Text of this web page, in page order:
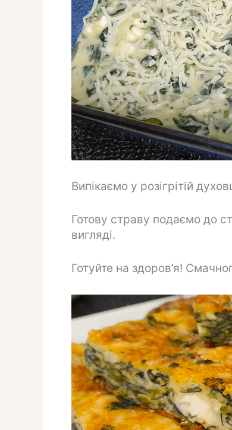
Випікаємо у розігрітій
Готову страву подаємо до
вигляді.
Готуйте на здоров’я!